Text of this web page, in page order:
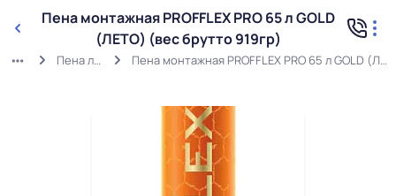
Пена монтажная PROFFLEX PRO 65 л GOLD
(ЛЕТО) (вес брутто 919гр)
Пена летняя Пена монтажная PROFFLEX PRO 65 л GOLD (ЛЕТО) (вес брутто 919гр)